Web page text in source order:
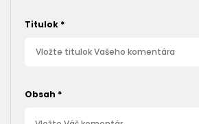
Titulok *
Obsah *